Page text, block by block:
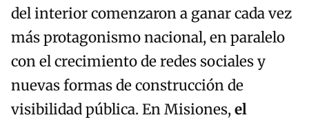
del interior comenzaron a ganar cada vez
más protagonismo nacional, en paralelo
con el crecimiento de redes sociales y
nuevas formas de construcción de
visibilidad pública. En Misiones,el